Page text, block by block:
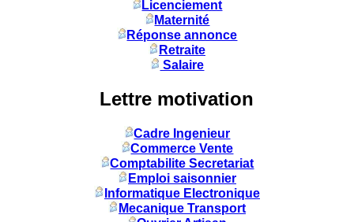
Licenciement
Maternité
Réponse annonce
Retraite
Salaire
Lettre motivation
Cadre Ingenieur
Commerce Vente
Comptabilite Secretariat
Emploi saisonnier
Informatique Electronique
Mecanique Transport